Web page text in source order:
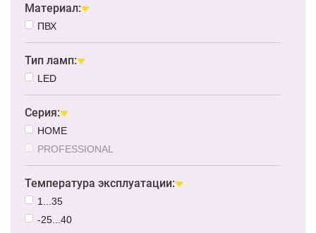
Материал:
ПВХ
Тип ламп:
LED
Серия:
HOME
PROFESSIONAL
Температура эксплуатации:
1...35
-25...40